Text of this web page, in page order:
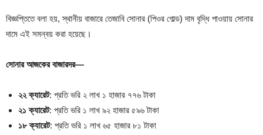
বিজ্ঞপ্তিতে বলা হয়, স্থানীয় বাজারে তেজাবি সোনার (পিওর গোল্ড) দাম বৃদ্ধি পাওয়ায় সোনার
দামে এই সমন্বয় করা হয়েছে।
সোনার আজকের বাজারদর—
২২ ক্যারেট: প্রতি ভরি ২ লাখ ১ হাজার ৭৭৬ টাকা
২১ ক্যারেট: প্রতি ভরি ১ লাখ ৯২ হাজার ৫৯৬ টাকা
১৮ ক্যারেট: প্রতি ভরি ১ লাখ ৬৫ হাজার ৮১ টাকা